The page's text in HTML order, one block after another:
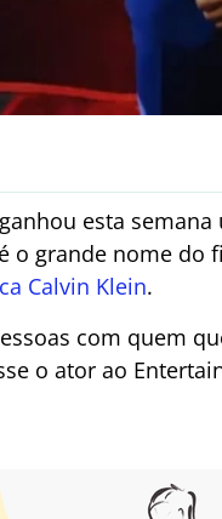
ganhou esta semana
o grande nome do
Calvin Klein.
com quem
o ator ao